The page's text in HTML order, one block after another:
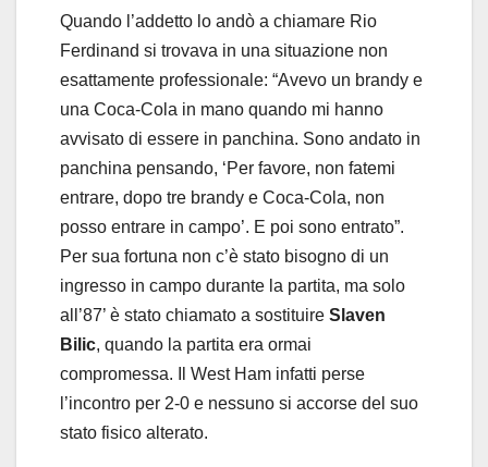
Quando l’addetto lo andò a chiamare Rio
Ferdinand si trovava in una situazione non
esattamente professionale: “Avevo un brandy e
una Coca-Cola in mano quando mi hanno
avvisato di essere in panchina. Sono andato in
panchina pensando, ‘Per favore, non fatemi
entrare, dopo tre brandy e Coca-Cola, non
posso entrare in campo’. E poi sono entrato”.
Per sua fortuna non c’è stato bisogno di un
ingresso in campo durante la partita, ma solo
all’87’ è stato chiamato a sostituire Slaven
Bilic, quando la partita era ormai
compromessa. Il West Ham infatti perse
l’incontro per 2-0 e nessuno si accorse del suo
stato fisico alterato.